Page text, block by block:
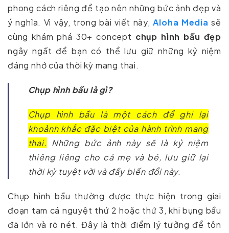
phong cách riêng để tạo nên những bức ảnh đẹp và
ý nghĩa. Vì vậy, trong bài viết này,Aloha Media sẽ
cùng khám phá 30+ concept chụp hình bầu đẹp
ngây ngất để bạn có thể lưu giữ những kỷ niệm
đáng nhớ của thời kỳ mang thai.
Chụp hình bầu là gì?
Chụp hình bầu là một cách để ghi lại
khoảnh khắc đặc biệt của hành trình mang
thai. Những bức ảnh này sẽ là kỷ niệm
thiêng liêng cho cả mẹ và bé, lưu giữ lại
thời kỳ tuyệt vời và đầy biến đổi này.
Chụp hình bầu thường được thực hiện trong giai
đoạn tam cá nguyệt thứ 2 hoặc thứ 3, khi bụng bầu
đã lớn và rõ nét. Đây là thời điểm lý tưởng để tôn